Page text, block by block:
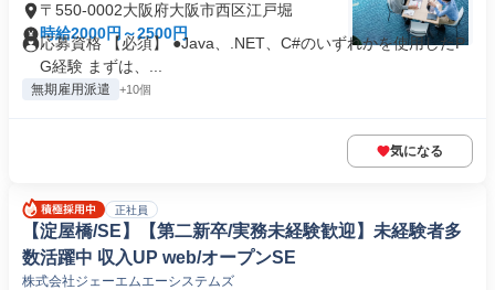
〒550-0002大阪府大阪市西区江戸堀
時給2000円～2500円
応募資格 【必須】 ●Java、.NET、C#のいずれかを使用したP
G経験 まずは、...
無期雇用派遣 +10個
気になる
正社員
【淀屋橋/SE】【第二新卒/実務未経験歓迎】未経験者多
数活躍中 収入UP web/オープンSE
株式会社ジェーエムエーシステムズ